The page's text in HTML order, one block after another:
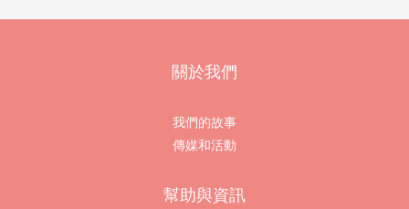
關於我們
我們的故事
傳媒和活動
幫助與資訊